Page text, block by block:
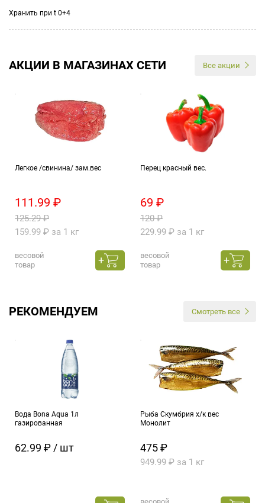
Хранить при t 0+4
АКЦИИ В МАГАЗИНАХ СЕТИ Все акции
Легкое /свинина/ зам.вес
111.99 ₽
125.29 ₽
159.99 ₽ за 1 кг
весовой
товар
Перец красный вес.
69 ₽
120 ₽
229.99 ₽ за 1 кг
весовой
товар
РЕКОМЕНДУЕМ Смотреть все
Вода Bona Aqua 1л
газированная
62.99 ₽ / шт
Рыба Скумбрия х/к вес
Монолит
475 ₽
949.99 ₽ за 1 кг